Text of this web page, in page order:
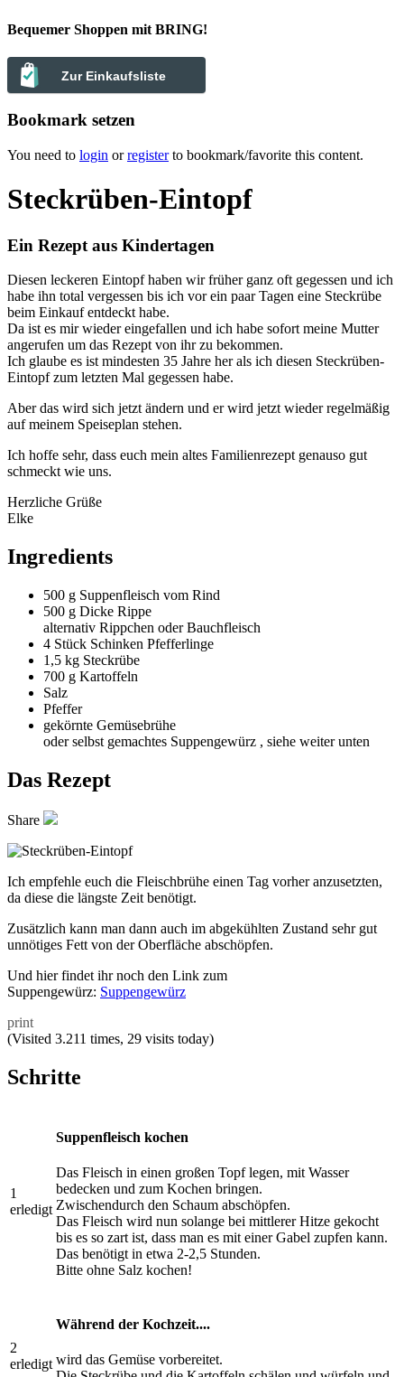
Bequemer Shoppen mit BRING!
Zur Einkaufsliste
Bookmark setzen
You need to login orregisterto bookmark/favorite this content.
Steckrüben-Eintopf
Ein Rezept aus Kindertagen
Diesen leckeren Eintopf haben wir früher ganz oft gegessen und ich
habe ihn total vergessen bis ich vor ein paar Tagen eine Steckrübe
beim Einkauf entdeckt habe.
Da ist es mir wieder eingefallen und ich habe sofort meine Mutter
angerufen um das Rezept von ihr zu bekommen.
Ich glaube es ist mindesten 35 Jahre her als ich diesen Steckrüben-
Eintopf zum letzten Mal gegessen habe.
Aber das wird sich jetzt ändern und er wird jetzt wieder regelmäßig
auf meinem Speiseplan stehen.
Ich hoffe sehr, dass euch mein altes Familienrezept genauso gut
schmeckt wie uns.
Herzliche Grüße
Elke
Ingredients
500 g Suppenfleisch vom Rind
500 g Dicke Rippe
alternativ Rippchen oder Bauchfleisch
4 Stück Schinken Pfefferlinge
1,5 kg Steckrübe
700 g Kartoffeln
Salz
Pfeffer
gekörnte Gemüsebrühe
oder selbst gemachtes Suppengewürz , siehe weiter unten
Das Rezept
Share
Ich empfehle euch die Fleischbrühe einen Tag vorher anzusetzten,
da diese die längste Zeit benötigt.
Zusätzlich kann man dann auch im abgekühlten Zustand sehr gut
unnötiges Fett von der Oberfläche abschöpfen.
Und hier findet ihr noch den Link zum
Suppengewürz: Suppengewürz
print
(Visited 3.211 times, 29 visits today)
Schritte
1
erledigt
Suppenfleisch kochen
Das Fleisch in einen großen Topf legen, mit Wasser
bedecken und zum Kochen bringen.
Zwischendurch den Schaum abschöpfen.
Das Fleisch wird nun solange bei mittlerer Hitze gekocht
bis es so zart ist, dass man es mit einer Gabel zupfen kann.
Das benötigt in etwa 2-2,5 Stunden.
Bitte ohne Salz kochen!
2
erledigt
Während der Kochzeit....
wird das Gemüse vorbereitet.